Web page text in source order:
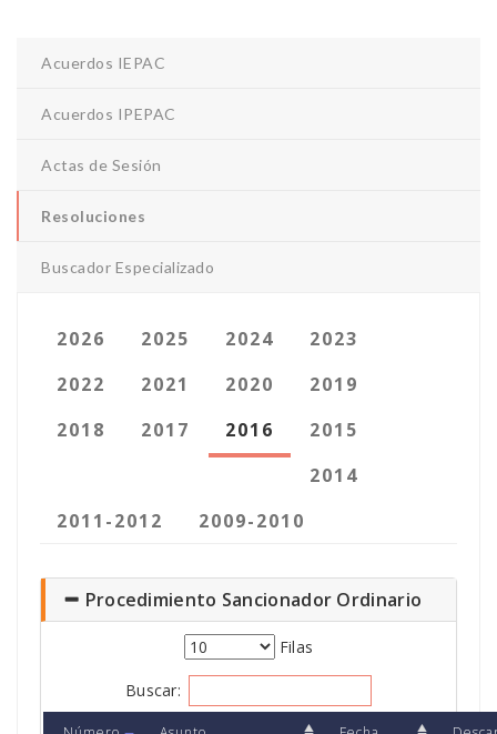
Acuerdos IEPAC
Acuerdos IPEPAC
Actas de Sesión
Resoluciones
Buscador Especializado
2026 2025 2024
2023
2022
2021 2020
2019
2018
2017 2016
2015
2014
2011-2012
2009-2010
Procedimiento Sancionador Ordinario
Filas
Buscar: